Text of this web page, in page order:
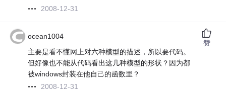
2008-12-31
ocean1004
主要是看不懂网上对六种模型的描述，所以要代码。
但好像也不能从代码看出这几种模型的形状？因为都
被windows封装在他自己的函数里？
2008-12-31
赞